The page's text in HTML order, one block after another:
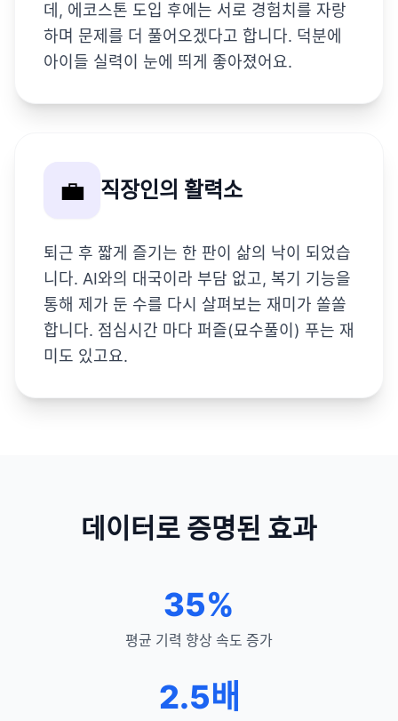
데, 에코스톤 도입 후에는 서로 경험치를 자랑
하며 문제를 더 풀어오겠다고 합니다. 덕분에
아이들 실력이 눈에 띄게 좋아졌어요.
💼 직장인의 활력소
퇴근 후 짧게 즐기는 한 판이 삶의 낙이 되었습
니다. AI와의 대국이라 부담 없고, 복기 기능을
통해 제가 둔 수를 다시 살펴보는 재미가 쏠쏠
합니다. 점심시간 마다 퍼즐(묘수풀이) 푸는 재
미도 있고요.
데이터로 증명된 효과
35%
평균 기력 향상 속도 증가
2.5배